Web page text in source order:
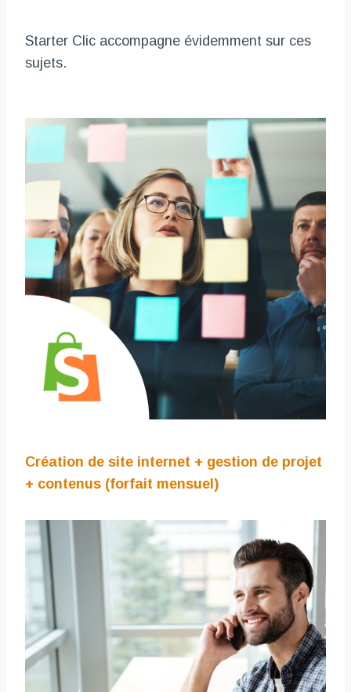
Starter Clic accompagne évidemment sur ces
sujets.
Création de site internet + gestion de projet
+ contenus (forfait mensuel)